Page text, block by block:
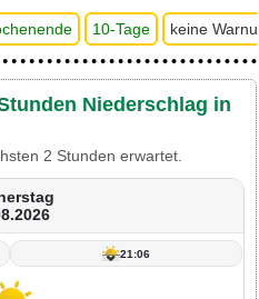
10-Tage keine
Niederschlag in
2 Stunden erwartet.
21:06